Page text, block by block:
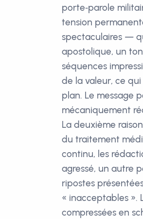
porte‑parole
tension
spectaculaires —
apostolique, un
séquences
de la valeur, ce
plan. Le message
mécaniquement
La deuxième
du traitement
continu, les
agressé, un autre
ripostes
« inacceptables ».
compressées en